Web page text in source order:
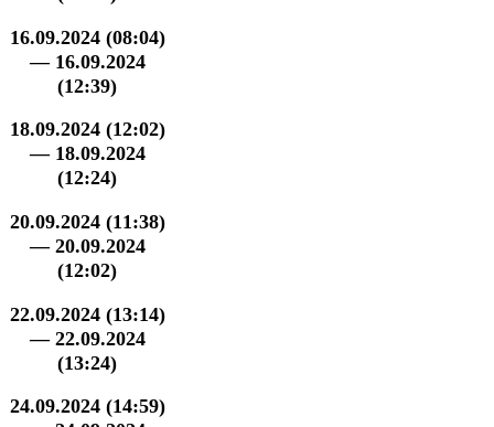
16.09.2024 (08:04)
— 16.09.2024
(12:39)
18.09.2024 (12:02)
— 18.09.2024
(12:24)
20.09.2024 (11:38)
— 20.09.2024
(12:02)
22.09.2024 (13:14)
— 22.09.2024
(13:24)
24.09.2024 (14:59)